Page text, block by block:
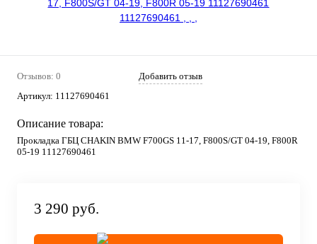
Отзывов: 0
Добавить отзыв
Артикул: 11127690461
Описание товара:
Прокладка ГБЦ CHAKIN BMW F700GS 11-17, F800S/GT 04-19, F800R
05-19 11127690461
3 290 руб.